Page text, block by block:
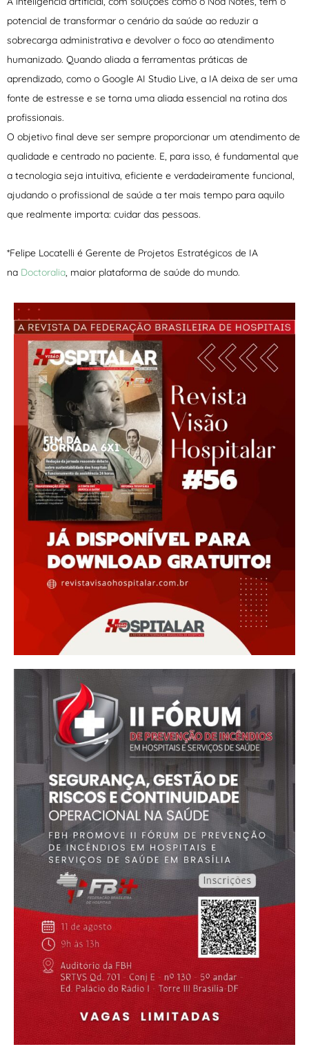
potencial de transformar o cenário da saúde ao reduzir a
sobrecarga administrativa e devolver o foco ao atendimento
humanizado. Quando aliada a ferramentas práticas de
aprendizado, como o Google AI Studio Live, a IA deixa de ser uma
fonte de estresse e se torna uma aliada essencial na rotina dos
profissionais.
O objetivo final deve ser sempre proporcionar um atendimento de
qualidade e centrado no paciente. E, para isso, é fundamental que
a tecnologia seja intuitiva, eficiente e verdadeiramente funcional,
ajudando o profissional de saúde a ter mais tempo para aquilo
que realmente importa: cuidar das pessoas.
*Felipe Locatelli é Gerente de Projetos Estratégicos de IA
na Doctoralia, maior plataforma de saúde do mundo.